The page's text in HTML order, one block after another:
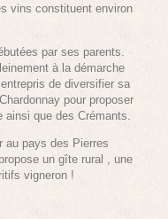
vins constituent environ
par ses parents.
à la démarche
de diversifier sa
pour proposer
ainsi que des Crémants.
au pays des Pierres
un gîte rural , une
vigneron !